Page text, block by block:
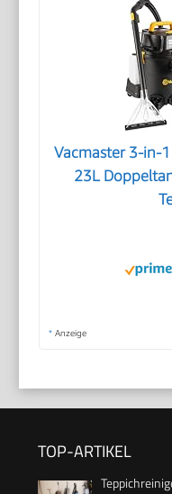
Vacmaster 3-in-
23L
* Anzeige
TOP-ARTIKEL